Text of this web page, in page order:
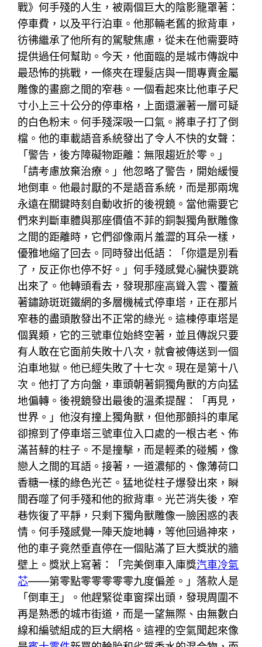
戰》何手殘的人生，被兩個巨大的陰影籠罩著：
停車費，以及平行泊車。他那輛老舊的掀背車，
彷彿繼承了他所有的駕駛焦慮，從未在他需要時
提供過任何幫助。今天，他面臨的是城市傳說中
最恐怖的挑戰，一條夾在理髮店與一間專賣金屬
雕像的畫廊之間的窄巷。一個看起來比他車子尺
寸小上三十公分的停車格，上面還灑著一層可疑
的白色粉末。何手殘深吸一口氣。將車子打了倒
檔。他的車載語音系統發出了令人不快的女聲：
「警告，後方障礙物距離：無限趨近於零。」
「請考慮放棄治療。」他忽略了警告，開始緩慢
地倒車。他最討厭的不是語音系統，而是那兩塊
永遠在關鍵時刻自動收折的後視鏡。當他需要它
們來判斷車體與那座價值不菲的銅製獨角獸雕像
之間的距離時，它們卻像兩片羞澀的耳朵一樣，
優雅地縮了回去。同時發出低語：「你還是別看
了，反正你也停不好。」何手殘感覺心臟快要跳
出來了。他轉頭看去，發現那座高聳入雲、覆蓋
著鏽跡斑斑鐵網的多層機械式停車塔，正在那片
窄巷的盡頭散發出不正常的綠光。這棟停車塔是
個異類，它的三號車位始終空著，並且傳說只要
有人敢在它面前失敗十八次，就會被傳送到一個
泊車地獄。他已經失敗了十七次。現在是第十八
次。他打了方向盤，車頭朝著銅獨角獸的方向猛
地偏轉。後視鏡發出最後的溫柔提醒：「再見，
世界。」他沒有撞上獨角獸，但他那顫抖的車尾
卻擦到了停車塔三號車位入口處的一根古老、佈
滿苔蘚的柱子。不是撞擊，而是輕柔的碰觸，像
戀人之間的耳語。接著，一道濃郁的、像薄荷口
香糖一樣的綠色光芒。猛地從柱子爆發出來，瞬
間吞噬了何手殘和他的掀背車。光芒消失後，窄
巷恢復了平靜，只剩下獨角獸雕像一臉困惑的表
情。何手殘感覺一陣天旋地轉，等他回過神來，
他的車子竟然垂直停在一個貼滿了巨大獎狀的牆
壁上。獎狀上寫著：「完美倒車入庫獎汽車冷氣
芯——第零點零零零零零九度偏差。」落款人是
「倒車王」。他趕緊從車窗探出頭，發現周圍不
再是熟悉的城市街道，而是一望無際、由無數白
線和編號組成的巨大網格。這裡的空氣聞起來像